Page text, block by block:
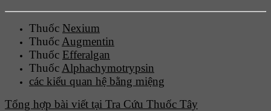
Thuốc Nexium
Thuốc Augmentin
Thuốc Efferalgan
Thuốc Alphachymotrypsin
các kiểu quan hệ bằng miệng
Tổng hợp bài viết tại Tra Cứu Thuốc Tây